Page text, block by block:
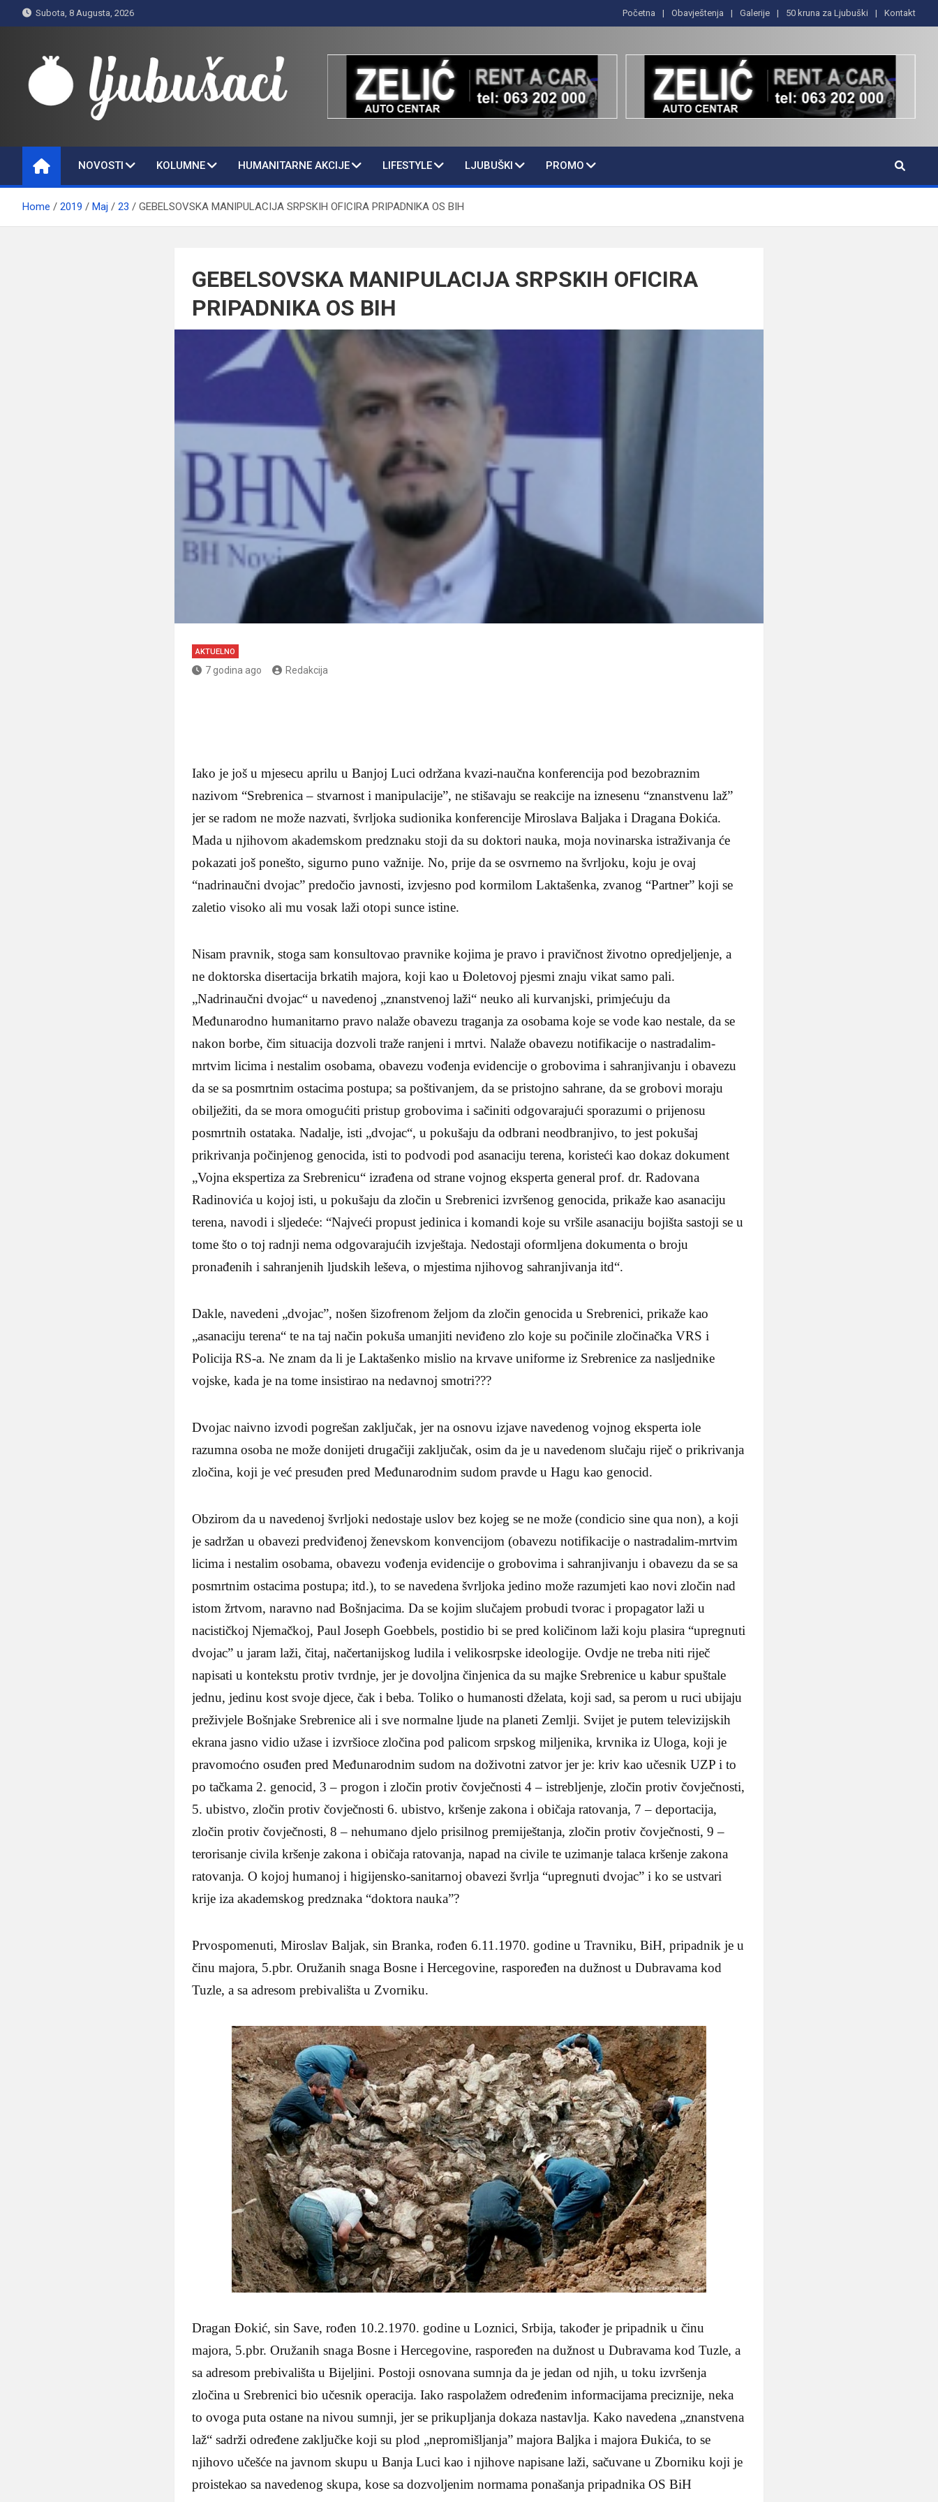
to
Subota, 8 Augusta, 2026 Početna Obavještenja Galerije 50 kruna za Ljubuški Kontakt
Ljubušaci
NOVOSTI KOLUMNE HUMANITARNE AKCIJE LIFESTYLE LJUBUŠKI PROMO
Home 2019 Maj 23 GEBELSOVSKA MANIPULACIJA SRPSKIH OFICIRA PRIPADNIKA OS BIH
GEBELSOVSKA MANIPULACIJA SRPSKIH OFICIRA
PRIPADNIKA OS BIH
AKTUELNO
7 godina ago Redakcija
Iako je još u mjesecu aprilu u Banjoj Luci održana kvazi-naučna konferencija pod bezobraznim
nazivom “Srebrenica – stvarnost i manipulacije”, ne stišavaju se reakcije na iznesenu “znanstvenu laž”
jer se radom ne može nazvati, švrljoka sudionika konferencije Miroslava Baljaka i Dragana Đokića.
Mada u njihovom akademskom predznaku stoji da su doktori nauka, moja novinarska istraživanja će
pokazati još ponešto, sigurno puno važnije. No, prije da se osvrnemo na švrljoku, koju je ovaj
“nadrinaučni dvojac” predočio javnosti, izvjesno pod kormilom Laktašenka, zvanog “Partner” koji se
zaletio visoko ali mu vosak laži otopi sunce istine.
Nisam pravnik, stoga sam konsultovao pravnike kojima je pravo i pravičnost životno opredjeljenje, a
ne doktorska disertacija brkatih majora, koji kao u Đoletovoj pjesmi znaju vikat samo pali.
„Nadrinaučni dvojac“ u navedenoj „znanstvenoj laži“ neuko ali kurvanjski, primjećuju da
Međunarodno humanitarno pravo nalaže obavezu traganja za osobama koje se vode kao nestale, da se
nakon borbe, čim situacija dozvoli traže ranjeni i mrtvi. Nalaže obavezu notifikacije o nastradalim-
mrtvim licima i nestalim osobama, obavezu vođenja evidencije o grobovima i sahranjivanju i obavezu
da se sa posmrtnim ostacima postupa; sa poštivanjem, da se pristojno sahrane, da se grobovi moraju
obilježiti, da se mora omogućiti pristup grobovima i sačiniti odgovarajući sporazumi o prijenosu
posmrtnih ostataka. Nadalje, isti „dvojac“, u pokušaju da odbrani neodbranjivo, to jest pokušaj
prikrivanja počinjenog genocida, isti to podvodi pod asanaciju terena, koristeći kao dokaz dokument
„Vojna ekspertiza za Srebrenicu“ izrađena od strane vojnog eksperta general prof. dr. Radovana
Radinovića u kojoj isti, u pokušaju da zločin u Srebrenici izvršenog genocida, prikaže kao asanaciju
terena, navodi i sljedeće: “Najveći propust jedinica i komandi koje su vršile asanaciju bojišta sastoji se u
tome što o toj radnji nema odgovarajućih izvještaja. Nedostaji oformljena dokumenta o broju
pronađenih i sahranjenih ljudskih leševa, o mjestima njihovog sahranjivanja itd“.
Dakle, navedeni „dvojac”, nošen šizofrenom željom da zločin genocida u Srebrenici, prikaže kao
„asanaciju terena“ te na taj način pokuša umanjiti neviđeno zlo koje su počinile zločinačka VRS i
Policija RS-a. Ne znam da li je Laktašenko mislio na krvave uniforme iz Srebrenice za nasljednike
vojske, kada je na tome insistirao na nedavnoj smotri???
Dvojac naivno izvodi pogrešan zaključak, jer na osnovu izjave navedenog vojnog eksperta iole
razumna osoba ne može donijeti drugačiji zaključak, osim da je u navedenom slučaju riječ o prikrivanja
zločina, koji je već presuđen pred Međunarodnim sudom pravde u Hagu kao genocid.
Obzirom da u navedenoj švrljoki nedostaje uslov bez kojeg se ne može (condicio sine qua non), a koji
je sadržan u obavezi predviđenoj ženevskom konvencijom (obavezu notifikacije o nastradalim-mrtvim
licima i nestalim osobama, obavezu vođenja evidencije o grobovima i sahranjivanju i obavezu da se sa
posmrtnim ostacima postupa; itd.), to se navedena švrljoka jedino može razumjeti kao novi zločin nad
istom žrtvom, naravno nad Bošnjacima. Da se kojim slučajem probudi tvorac i propagator laži u
nacističkoj Njemačkoj, Paul Joseph Goebbels, postidio bi se pred količinom laži koju plasira “upregnuti
dvojac” u jaram laži, čitaj, načertanijskog ludila i velikosrpske ideologije. Ovdje ne treba niti riječ
napisati u kontekstu protiv tvrdnje, jer je dovoljna činjenica da su majke Srebrenice u kabur spuštale
jednu, jedinu kost svoje djece, čak i beba. Toliko o humanosti dželata, koji sad, sa perom u ruci ubijaju
preživjele Bošnjake Srebrenice ali i sve normalne ljude na planeti Zemlji. Svijet je putem televizijskih
ekrana jasno vidio užase i izvršioce zločina pod palicom srpskog miljenika, krvnika iz Uloga, koji je
pravomoćno osuđen pred Međunarodnim sudom na doživotni zatvor jer je: kriv kao učesnik UZP i to
po tačkama 2. genocid, 3 – progon i zločin protiv čovječnosti 4 – istrebljenje, zločin protiv čovječnosti,
5. ubistvo, zločin protiv čovječnosti 6. ubistvo, kršenje zakona i običaja ratovanja, 7 – deportacija,
zločin protiv čovječnosti, 8 – nehumano djelo prisilnog premiještanja, zločin protiv čovječnosti, 9 –
terorisanje civila kršenje zakona i običaja ratovanja, napad na civile te uzimanje talaca kršenje zakona
ratovanja. O kojoj humanoj i higijensko-sanitarnoj obavezi švrlja “upregnuti dvojac” i ko se ustvari
krije iza akademskog predznaka “doktora nauka”?
Prvospomenuti, Miroslav Baljak, sin Branka, rođen 6.11.1970. godine u Travniku, BiH, pripadnik je u
činu majora, 5.pbr. Oružanih snaga Bosne i Hercegovine, raspoređen na dužnost u Dubravama kod
Tuzle, a sa adresom prebivališta u Zvorniku.
Dragan Đokić, sin Save, rođen 10.2.1970. godine u Loznici, Srbija, također je pripadnik u činu
majora, 5.pbr. Oružanih snaga Bosne i Hercegovine, raspoređen na dužnost u Dubravama kod Tuzle, a
sa adresom prebivališta u Bijeljini. Postoji osnovana sumnja da je jedan od njih, u toku izvršenja
zločina u Srebrenici bio učesnik operacija. Iako raspolažem određenim informacijama preciznije, neka
to ovoga puta ostane na nivou sumnji, jer se prikupljanja dokaza nastavlja. Kako navedena „znanstvena
laž“ sadrži određene zaključke koji su plod „nepromišljanja” majora Baljka i majora Đukića, to se
njihovo učešće na javnom skupu u Banja Luci kao i njihove napisane laži, sačuvane u Zborniku koji je
proistekao sa navedenog skupa, kose sa dozvoljenim normama ponašanja pripadnika OS BiH